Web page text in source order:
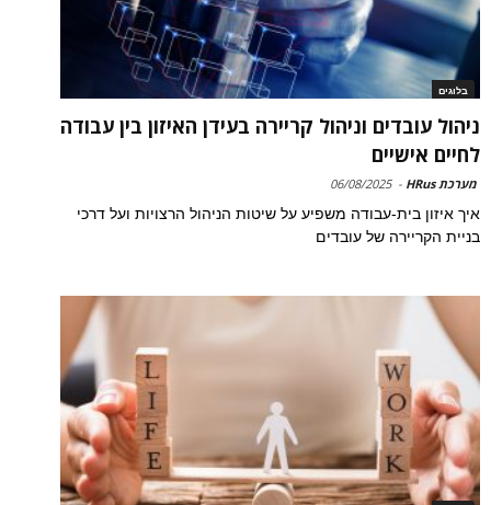
בלוגים
ניהול עובדים וניהול קריירה בעידן האיזון בין עבודה
לחיים אישיים
מערכת HRus -
06/08/2025
איך איזון בית-עבודה משפיע על שיטות הניהול הרצויות ועל דרכי
בניית הקריירה של עובדים